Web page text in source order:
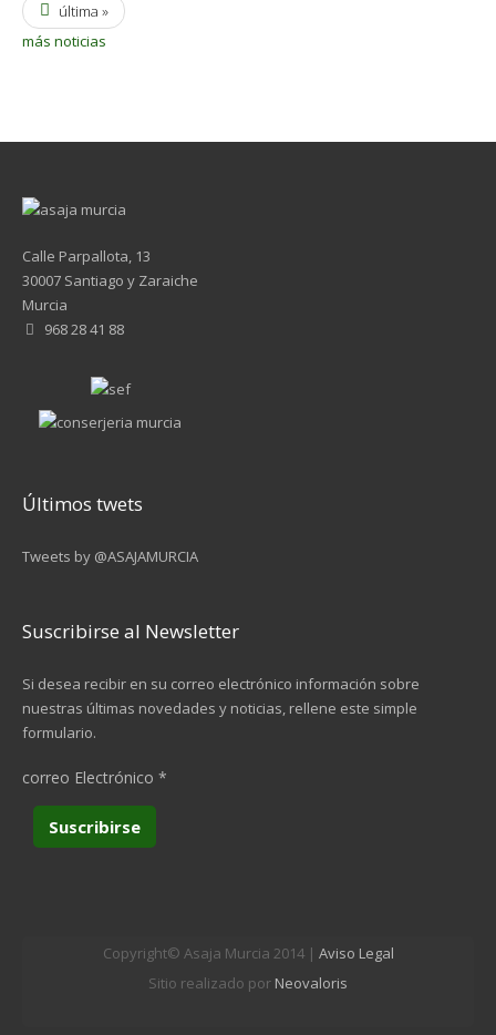
última »
más noticias
Calle Parpallota, 13
30007 Santiago y Zaraiche
Murcia
968 28 41 88
Últimos twets
Tweets by @ASAJAMURCIA
Suscribirse al Newsletter
Si desea recibir en su correo electrónico información sobre
nuestras últimas novedades y noticias, rellene este simple
formulario.
correo Electrónico *
Copyright© Asaja Murcia 2014 | Aviso Legal
Sitio realizado por Neovaloris